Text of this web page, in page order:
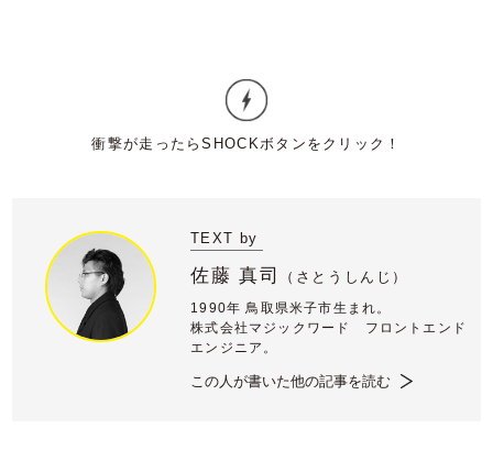
TEXT by
佐藤 真司 （ さとうしんじ）
1990年 鳥取県米子市生まれ。
株式会社マジックワード フロントエンド
エンジニア。
この人が書いた他の記事を読む